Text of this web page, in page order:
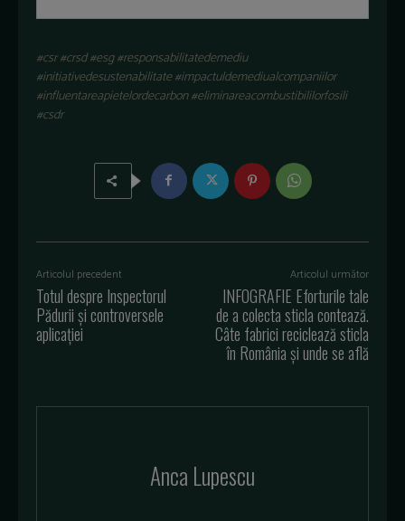
#csr #crsd #esg #responsabilitatedemediu
#initiativedesustenabilitate #impactuldemediualcompaniilor
#influentareapietelordecarbon #eliminareacombustibililorfosili
#csdr
Articolul precedent
Totul despre Inspectorul
Pădurii și controversele
aplicației
Articolul următor
INFOGRAFIE Eforturile tale
de a colecta sticla contează.
Câte fabrici reciclează sticla
în România și unde se află
Anca Lupescu